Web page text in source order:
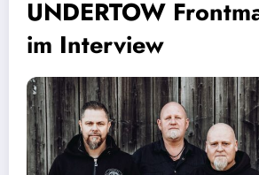
UNDERTOW
im Interview